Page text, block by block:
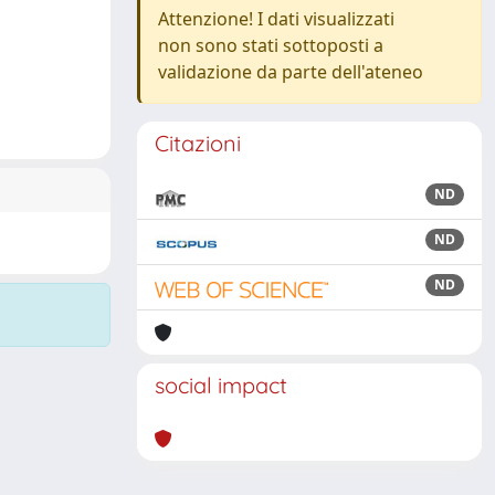
Attenzione! I dati visualizzati
non sono stati sottoposti a
validazione da parte dell'ateneo
Citazioni
ND
ND
ND
social impact